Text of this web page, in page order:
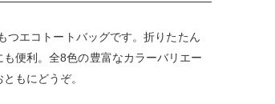
つエコトートバッグです。折りたたん
便利。全8色の豊富なカラーバリエー
もにどうぞ。